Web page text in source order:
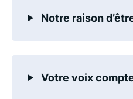
Notre raison
Votre voix